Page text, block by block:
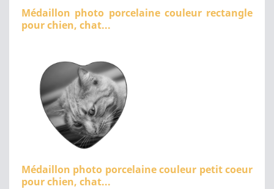
Médaillon photo porcelaine couleur rectangle
pour chien, chat...
Médaillon photo porcelaine couleur petit coeur
pour chien, chat...